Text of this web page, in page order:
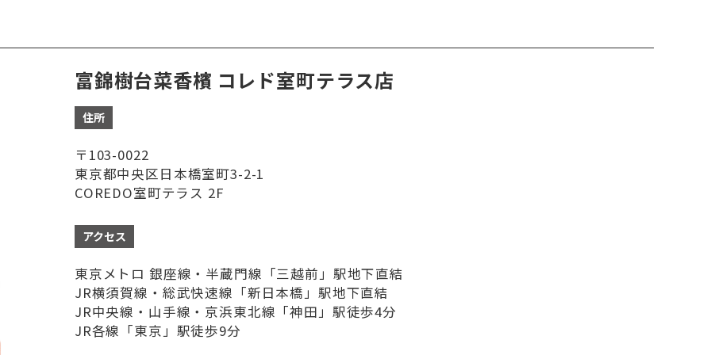
富錦樹台菜香檳 コレド室町テラス店
住所
〒103-0022
東京都中央区日本橋室町3-2-1
COREDO室町テラス 2F
アクセス
東京メトロ 銀座線・半蔵門線「三越前」駅地下直結
JR横須賀線・総武快速線「新日本橋」駅地下直結
JR中央線・山手線・京浜東北線「神田」駅徒歩4分
JR各線「東京」駅徒歩9分